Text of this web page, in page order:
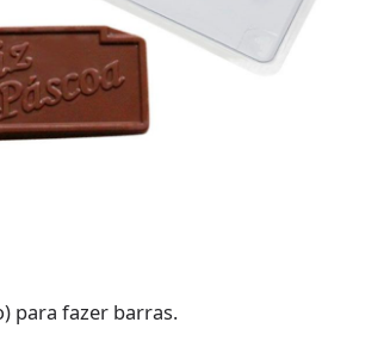
para fazer barras.